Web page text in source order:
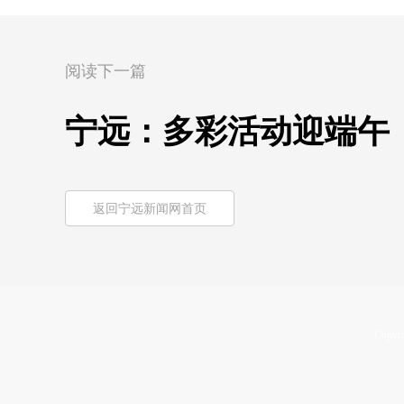
阅读下一篇
宁远：多彩活动迎端午
返回宁远新闻网首页